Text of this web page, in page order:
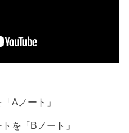
Aノート」
を「Bノート」